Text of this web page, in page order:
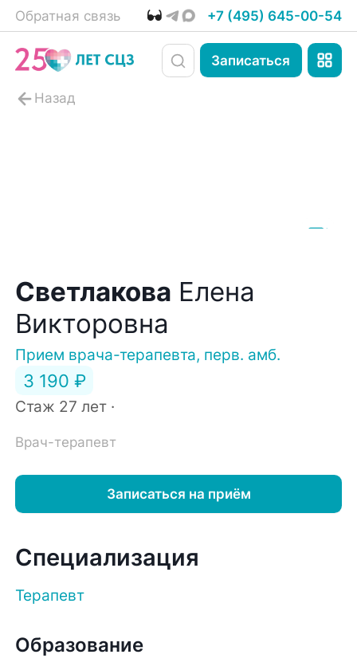
Обратная связь +7 (495) 645-00-54
Записаться
Светлакова Елена
Викторовна
Стаж 27 лет ·
Прием врача-терапевта, перв. амб.
3 190 ₽
Врач-терапевт
Записаться на приём
Специализация
Терапевт
Образование